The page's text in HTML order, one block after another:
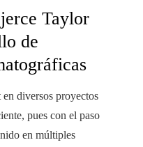
Taylor
de
diversos proyectos
pues con el paso
en múltiples